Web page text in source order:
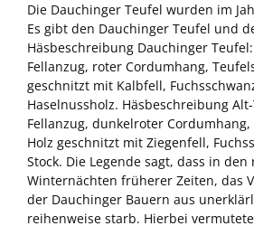
Die Dauchinger Teufel wurden im
Es gibt den Dauchinger Teufel und
Häsbeschreibung Dauchinger
Fellanzug, roter Cordumhang,
geschnitzt mit Kalbfell,
Haselnussholz. Häsbeschreibung
Fellanzug, dunkelroter Cordumhang,
Holz geschnitzt mit Ziegenfell,
Stock. Die Legende sagt, dass in den
Winternächten früherer Zeiten, das
der Dauchinger Bauern aus
reihenweise starb. Hierbei